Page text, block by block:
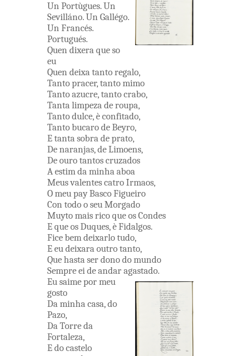
Un Portùgues.Un
Sevilláno.Un Gallégo.
Un Francés.
Portugués.
Quen dixeraqueso
eu
Quen deixatantoregalo,
Tantopracer,tantomimo
Tantoazucre,tantocrabo,
Tantalimpezaderoupa,
Tantodulce,èconfitado,
TantobucarodeBeyro,
Etantasobradeprato,
Denaranjas,deLimoens,
Deourotantoscruzados
Aestimdaminhaaboa
MeusvalentescatroIrmaos,
OmeupayBascoFigueiro
Con todooseuMorgado
MuytomaisricoqueosCondes
EqueosDuques,èFidalgos.
Ficebemdeixarlotudo,
Eeudeixaraoutrotanto,
Quehastaserdonodomundo
Sempreeideandaragastado.
Eusaimepormeu
gosto
Daminhacasa,do
Pazo,
DaTorreda
Fortaleza,
Edocastelo